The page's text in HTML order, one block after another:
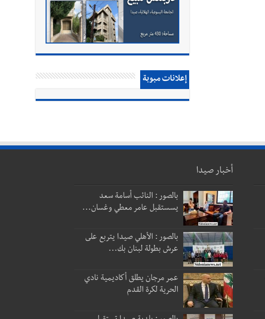
إعلانات مبوبة
أخبار صيدا
بالصور : النائب أسامة سعد
يسستقبل عامر معطي وغسان...
بالصور : الأهلي صيدا يتربع على
عرش بطولة لبنان بك...
عمر مرجان يطلق أكاديمية نادي
الحرية لكرة القدم